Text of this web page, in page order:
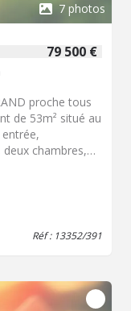
7 photos
79 500 €
proche tous
de 53m² situé au
chambres,
de
ou
Réf : 13352/391